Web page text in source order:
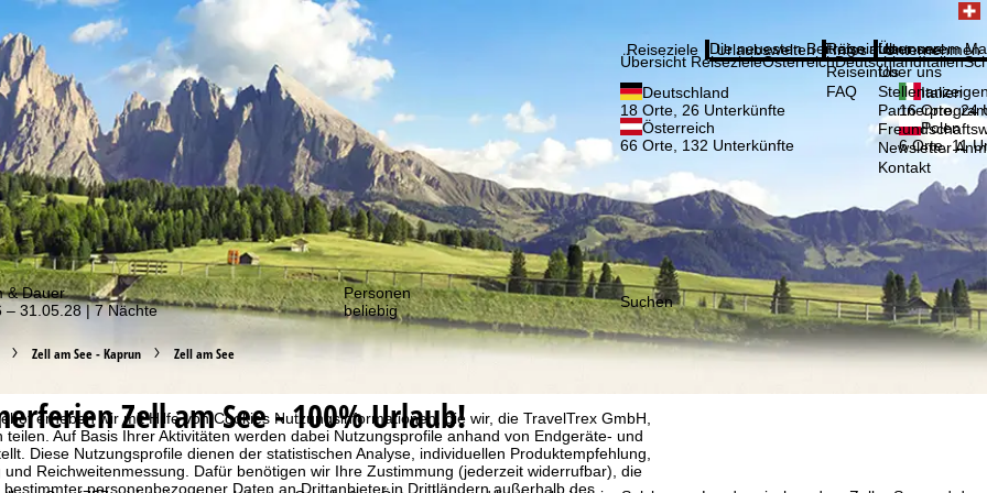
erheben wir mit Hilfe von Cookies Nutzungsinformationen, die wir, die TravelTrex GmbH,
Auf Basis Ihrer Aktivitäten werden dabei Nutzungsprofile anhand von Endgeräte- und
Diese Nutzungsprofile dienen der statistischen Analyse, individuellen Produktempfehlung,
und Reichweitenmessung. Dafür benötigen wir Ihre Zustimmung (jederzeit widerrufbar), die
personenbezogener Daten an Drittanbieter in Drittländern außerhalb des
unseren Angeboten!
Reiseziele
Übersicht ReisezieleÖsterreichDeutschlandItalien
Deutschland
18 Orte, 26 Unterkünfte
Italien
16 Orte, 24
Österreich
66 Orte, 132 Unterkünfte
Polen
6 Orte, 11
Urlaubswelten
Die neuesten Beiträge aus unserem
Infos
Reiseinfos
Reiseinfos
FAQ
Unternehmen
Über uns
Über uns
Newsletter
Kontakt
& Dauer
– 31.05.28 | 7 Nächte
Personen
beliebig
Suchen
Zell am See - Kaprun Zell am See
Zell am See - 100% Urlaub!